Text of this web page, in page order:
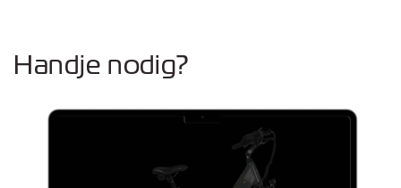
Handje nodig?